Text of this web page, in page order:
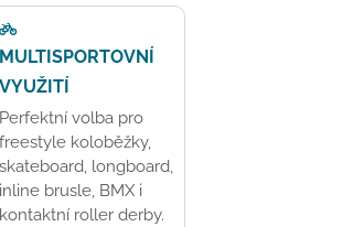
MULTISPORTOVNÍ
VYUŽITÍ
Perfektní volba pro
freestyle koloběžky,
skateboard, longboard,
inline brusle, BMX i
kontaktní roller derby.